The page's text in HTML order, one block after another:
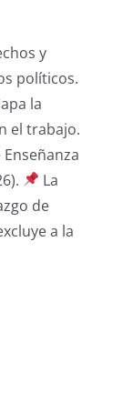
y
políticos.
la
el trabajo.
La
de
a la